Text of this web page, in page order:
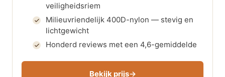
veiligheidsriem
Milieuvriendelijk 400D-nylon — stevig en
lichtgewicht
Honderd reviews met een 4,6-gemiddelde
Bekijk prijs